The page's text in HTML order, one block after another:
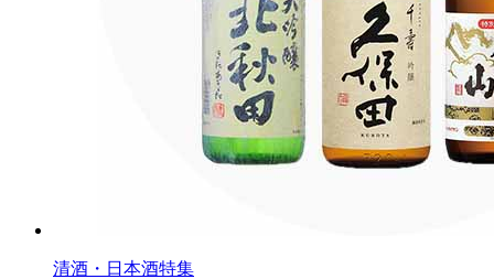
清酒・日本酒特集